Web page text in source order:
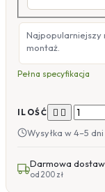
Najpopularniejszy
montaż.
Pełna specyfikacja
ILOŚĆ  
Wysyłka w 4–5
Darmowa
od 200 zł